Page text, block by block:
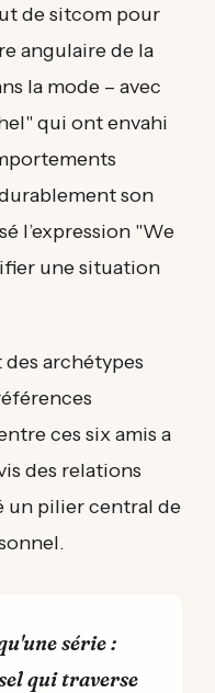
de sitcom pour
angulaire de la
la mode – avec
qui ont envahi
son
l’expression "We
une situation
archétypes
ces six amis a
des relations
un pilier central de
série :
qui traverse